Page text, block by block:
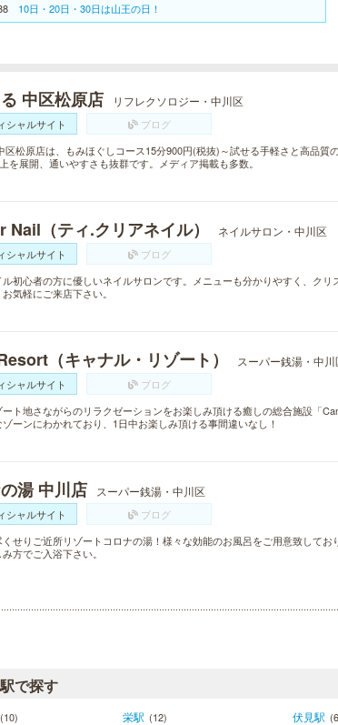
10日・20日・30日は山王の日！
中区松原店 リフレクソロジー・中川区
シャルサイト
ブログ
区松原店は、もみほぐしコース15分900円(税抜)～試せる手軽さと高品
を展開、通いやすさも抜群です。メディア掲載も多数。
Nail（ティ.クリアネイル） ネイルサロン・中川区
シャルサイト
ブログ
ル初心者の方に優しいネイルサロンです。メニューも分かりやすく、ク
気軽にご来店下さい。
（キャナル・リゾート） スーパー銭湯・中川
シャルサイト
ブログ
ト地さながらのリラクゼーションをお楽しみ頂ける癒しの総合施設「
ーンにわかれており、1日中お楽しみ頂ける事間違いなし！
湯 中川店 スーパー銭湯・中川区
シャルサイト
ブログ
せりご近所リゾートコロナの湯！様々な効能のお風呂をご用意致してお
方でご入浴下さい。
で探す
(10) 栄駅 (12) 伏見駅